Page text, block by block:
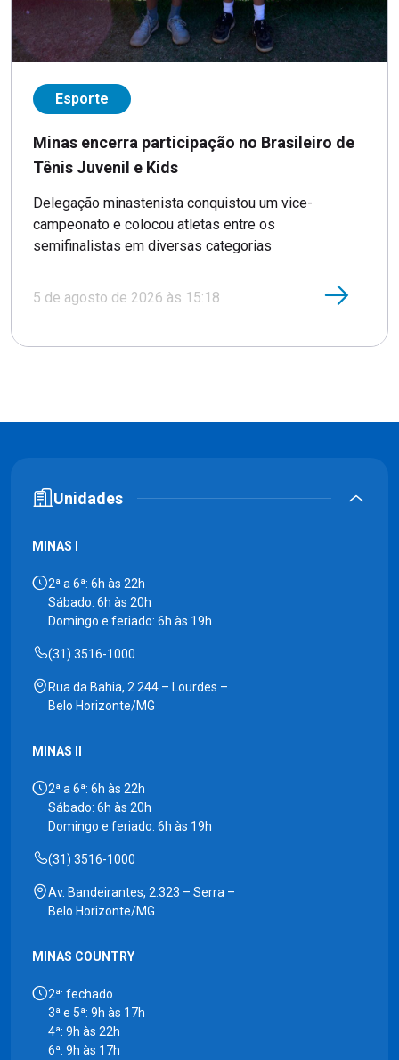
Esporte
Minas encerra participação no Brasileiro de
Tênis Juvenil e Kids
Delegação minastenista conquistou um vice-
campeonato e colocou atletas entre os
semifinalistas em diversas categorias
5 de agosto de 2026 às 15:18
Unidades
MINAS I
2ª a 6ª: 6h às 22h
Sábado: 6h às 20h
Domingo e feriado: 6h às 19h
(31) 3516-1000
Rua da Bahia, 2.244 – Lourdes –
Belo Horizonte/MG
MINAS II
2ª a 6ª: 6h às 22h
Sábado: 6h às 20h
Domingo e feriado: 6h às 19h
(31) 3516-1000
Av. Bandeirantes, 2.323 – Serra –
Belo Horizonte/MG
MINAS COUNTRY
2ª: fechado
3ª e 5ª: 9h às 17h
4ª: 9h às 22h
6ª: 9h às 17h